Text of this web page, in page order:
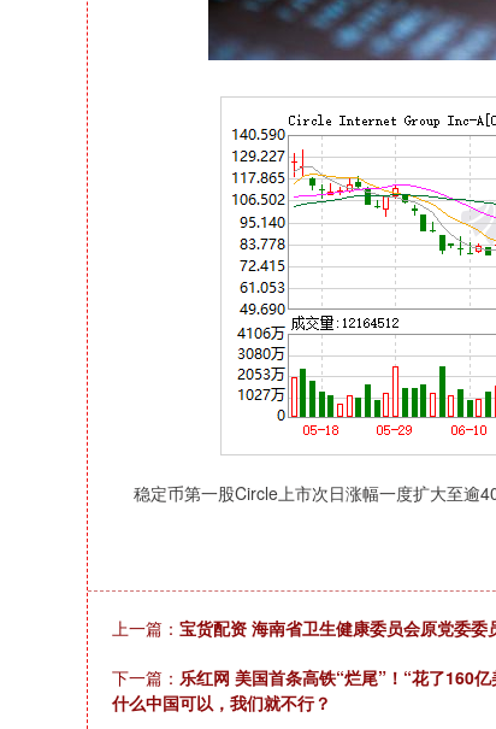
稳定币第一股Circle上市次日涨幅一度扩大至逾
上一篇： 宝货配资 海南省卫生健康委员会原党委
下一篇： 乐红网 美国首条高铁“烂尾”！“花了160
什么中国可以，我们就不行？
深证成指 14311.01